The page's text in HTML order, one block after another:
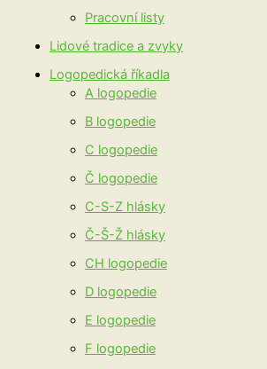
Pracovní listy
Lidové tradice a zvyky
Logopedická říkadla
A logopedie
B logopedie
C logopedie
Č logopedie
C-S-Z hlásky
Č-Š-Ž hlásky
CH logopedie
D logopedie
E logopedie
F logopedie